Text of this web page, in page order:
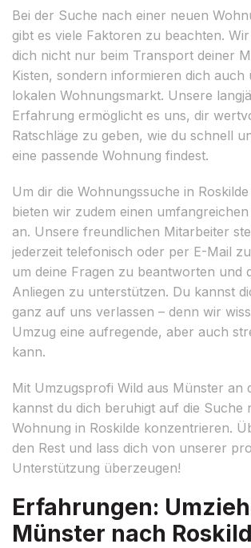
Bei der Suche nach einer neuen
gibt es viele Faktoren zu beachten.
dich nicht nur beim Transport deiner
Kisten, sondern informieren dich auch
lokalen Wohnungsmarkt. Unsere
Erfahrung ermöglicht es uns, dir
Ratschläge zu geben, wie du schnell
eine passende Wohnung findest.
Um dir die Wohnungssuche in
bieten wir zudem einen
an. Unsere freundlichen Mitarbeiter
jederzeit telefonisch oder per E-Mail
um deine Fragen zu beantworten und
Anliegen zu unterstützen. Du kannst
ganz auf uns verlassen – denn wir
Umzug eine aufregende, aber auch
kann.
Mit Umzugsprofi Wild aus Münster an
kannst du dich beruhigt auf die Suche
Wohnung in Roskilde konzentrieren.
den Rest und lass dich von unserer
Unterstützung überzeugen!
Erfahrungen:
Münster nach